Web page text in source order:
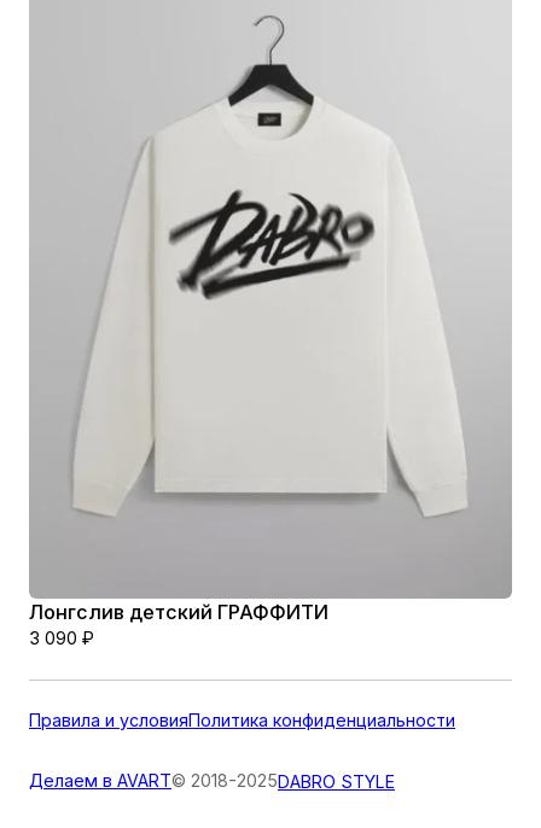
Лонгслив детский ГРАФФИТИ
3 090 ₽
Правила и условияПолитика конфиденциальности
Делаем в AVART© 2018-2025DABRO STYLE